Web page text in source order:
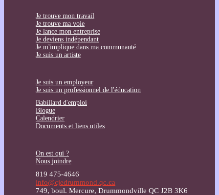
Je trouve mon travail
Je trouve ma voie
Je lance mon entreprise
Je deviens indépendant
Je m'implique dans ma communauté
Je suis un artiste
Je suis un employeur
Je suis un professionnel de l'éducation
Babillard d'emploi
Blogue
Calendrier
Documents et liens utiles
On est qui ?
Nous joindre
819 475-4646
info@cjedrummond.qc.ca
749, boul. Mercure, Drummondville QC J2B 3K6